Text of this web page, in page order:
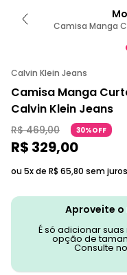
Camisa Manga
Calvin Klein Jeans
Camisa Manga
Calvin Klein Jeans
R$ 469,00 30%OFF
R$ 329,00
ou 5x de R$ 65,80 sem juros
Aproveite
É só adicionar
opção de
Consulte